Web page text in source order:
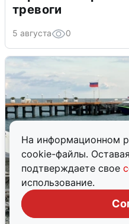
На информационном
cookie-файлы.
подтверждаете свое
использование.
тревоги
5 августа 0